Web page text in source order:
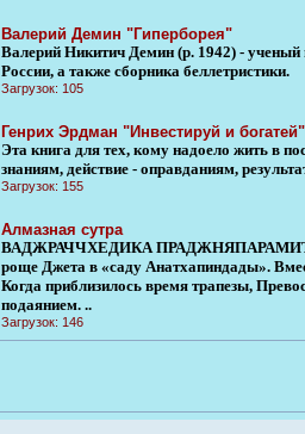
Валерий Демин "Гиперборея"
Валерий Никитич Демин (р. 1942) - ученый
России, а также сборника беллетристики.
Загрузок: 105
Генрих Эрдман "Инвестируй и богатей"
Эта книга для тех, кому надоело жить в
знаниям, действие - оправданиям,
Загрузок: 155
Алмазная сутра
ВАДЖРАЧЧХЕДИКА
роще Джета в «саду Анатхапиндады».
Когда приблизилось время трапезы,
подаянием. ..
Загрузок: 146